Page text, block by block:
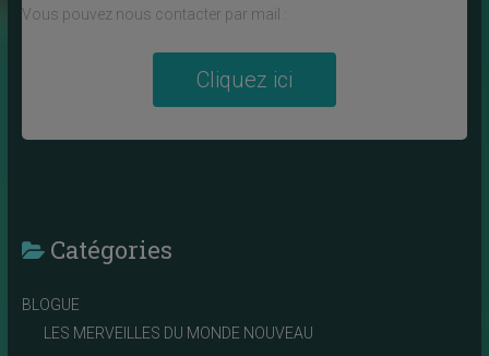
Vous pouvez nous contacter par mail :
Cliquez ici
Catégories
BLOGUE
LES MERVEILLES DU MONDE NOUVEAU